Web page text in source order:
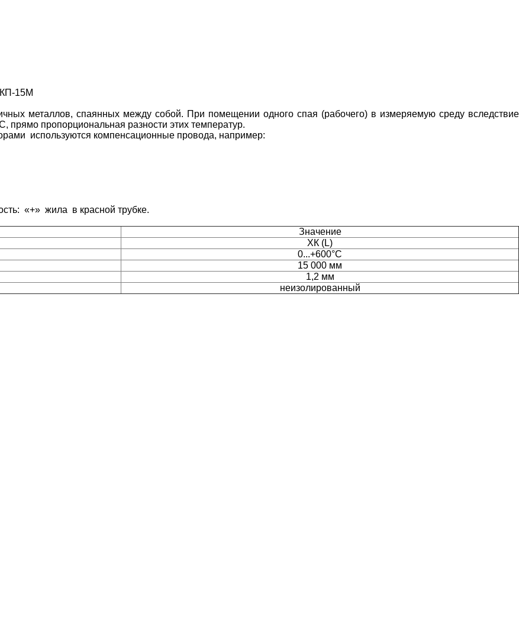
15М
металлов, спаянных между собой. При помещении одного спая (рабочего) в измеряемую среду вследствие
прямо пропорциональная разности этих температур.
используются компенсационные провода, например:
«+» жила в красной трубке.
Значение
ХК (L)
0...+600°С
15 000 мм
1,2 мм
неизолированный